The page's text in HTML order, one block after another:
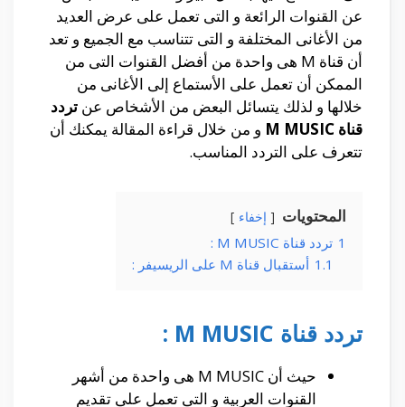
عن القنوات الرائعة و التى تعمل على عرض العديد
من الأغانى المختلفة و التى تتناسب مع الجميع و تعد
أن قناة M هى واحدة من أفضل القنوات التى من
الممكن أن تعمل على الأستماع إلى الأغانى من
خلالها و لذلك يتسائل البعض من الأشخاص عن تردد
قناة M MUSIC
و من خلال قراءة المقالة يمكنك أن
تتعرف على التردد المناسب.
المحتويات إخفاء
1 تردد قناة M MUSIC :
1.1 أستقبال قناة M على الريسيفر :
تردد قناة M MUSIC :
حيث أن M MUSIC هى واحدة من أشهر
القنوات العربية و التى تعمل على تقديم